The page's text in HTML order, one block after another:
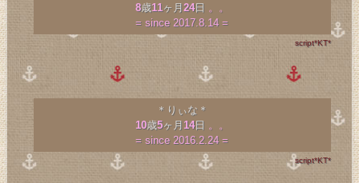
8歳11ヶ月24日 。。
= since 2017.8.14 =
script*KT*
＊りぃな＊
10歳5ヶ月 14日 。。
= since 2016.2.24 =
script*KT*